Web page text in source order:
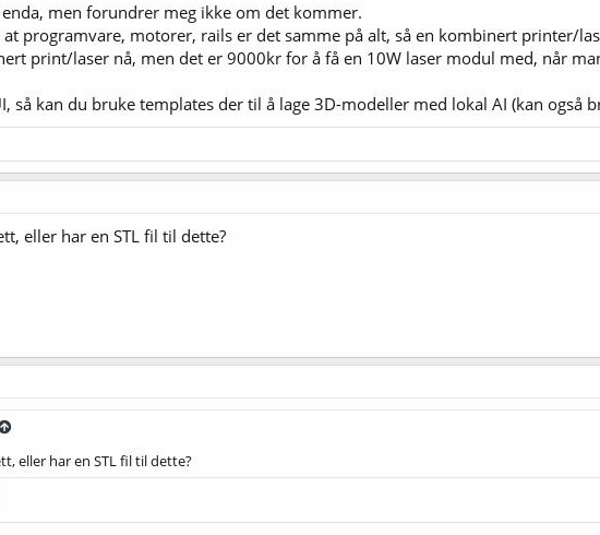
enda, men forundrer meg ikke om det kommer.
programvare, motorer, rails er det samme på alt, så en kombinert printer/
print/laser nå, men det er 9000kr for å få en 10W laser modul med, når
så kan du bruke templates der til å lage 3D-modeller med lokal AI (kan også
eller har en STL fil til dette?
eller har en STL fil til dette?